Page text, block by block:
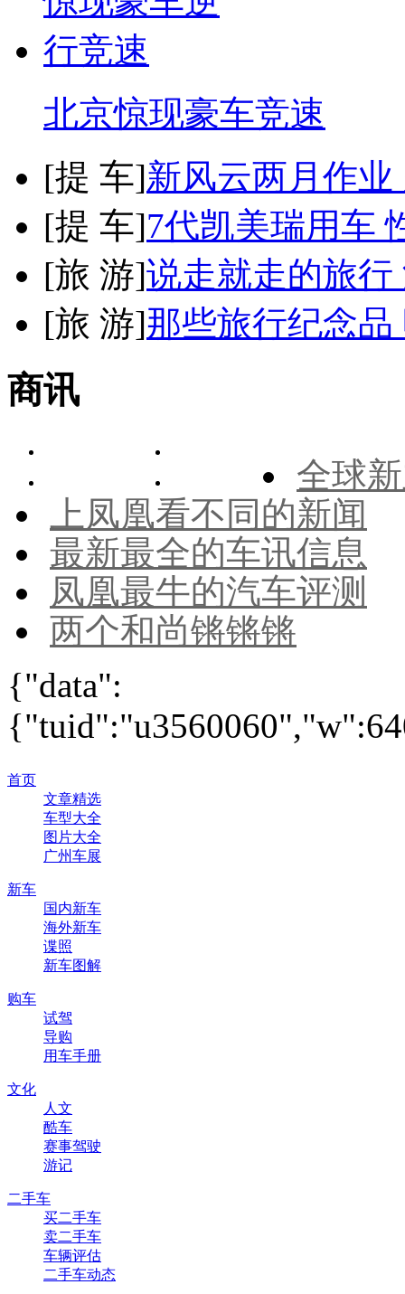
北京惊现豪车竞速
[提 车]新风云两月作
[提 车]7代凯美瑞用车
[旅 游]说走就走的旅
[旅 游]那些旅行纪念
商讯
全球
上凤凰看不同的新闻
最新最全的车讯信息
凤凰最牛的汽车评测
两个和尚锵锵锵
{"data":
首页
文章精选
车型大全
图片大全
广州车展
新车
国内新车
海外新车
谍照
新车图解
购车
试驾
导购
用车手册
文化
人文
酷车
赛事驾驶
游记
二手车
买二手车
卖二手车
车辆评估
二手车动态